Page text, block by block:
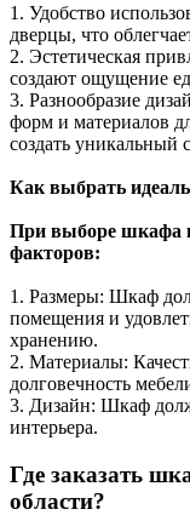
1. Удобство
дверцы, что
2. Эстетическая
создают ощущение
3. Разнообразие
форм и материалов
создать уникальный
Как выбрать
При выборе шкафа
факторов:
1. Размеры: Шкаф
помещения и
хранению.
2. Материалы:
долговечность
3. Дизайн: Шкаф
интерьера.
Где заказать
области?